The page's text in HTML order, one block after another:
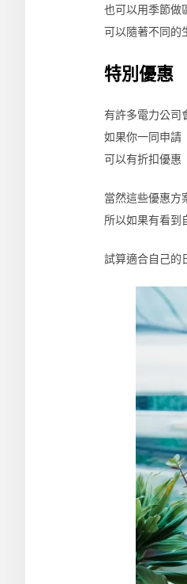
也可以用季節做
可以隨著不同的
特別優惠
有許多電力公司
如果你一同申請
可以有折扣優惠
當然這些優惠方
所以如果有看到
試算適合自己的